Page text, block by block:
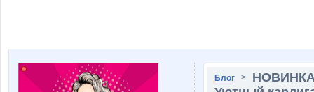
Блог > НОВИНКА